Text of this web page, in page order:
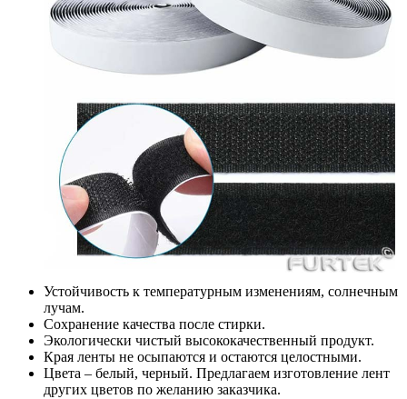
Устойчивость к температурным изменениям, солнечным
лучам.
Сохранение качества после стирки.
Экологически чистый высококачественный продукт.
Края ленты не осыпаются и остаются целостными.
Цвета – белый, черный. Предлагаем изготовление лент
других цветов по желанию заказчика.